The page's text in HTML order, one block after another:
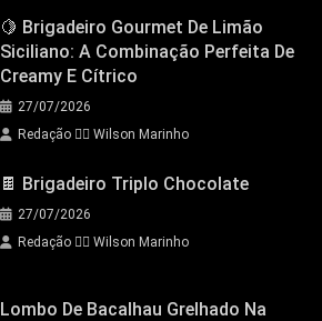
🍋 Brigadeiro Gourmet De Limão
Siciliano: A Combinação Perfeita De
Creamy E Cítrico
27/07/2026
Redação 👨‍⚖️​ Wilson Marinho
🍫 Brigadeiro Triplo Chocolate
27/07/2026
Redação 👨‍⚖️​ Wilson Marinho
Lombo De Bacalhau Grelhado Na